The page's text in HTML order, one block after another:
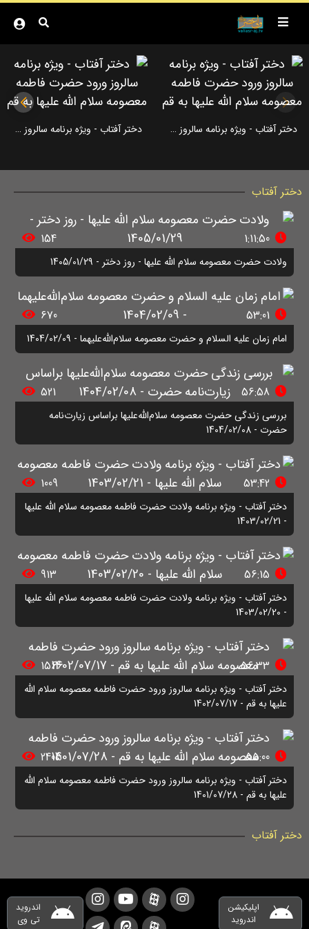
دختر آفتاب - ویژه برنامه سالروز ورود حضرت فاطمه معصومه سلام الله علیها به قم دختر آفتاب - ویژه برنامه سالروز ورود حضرت فاطمه معصومه سلام الله علیها به قم
دختر آفتاب
1:11:50
154
ولادت حضرت معصومه سلام الله علیها - روز دختر - 1405/01/29
53:01
670
امام زمان علیه السلام و حضرت معصومه سلام‌الله‌علیهما - 1404/02/09
56:58
521
بررسی زندگی حضرت معصومه سلام‌الله‌علیها براساس زیارت‌نامه
حضرت - 1404/02/08
53:42
1009
دختر آفتاب - ویژه برنامه ولادت حضرت فاطمه معصومه سلام الله علیها
- 1403/02/21
56:15
913
دختر آفتاب - ویژه برنامه ولادت حضرت فاطمه معصومه سلام الله علیها
- 1403/02/20
56:33
1566
دختر آفتاب - ویژه برنامه سالروز ورود حضرت فاطمه معصومه سلام الله
علیها به قم - 1402/07/17
55:00
2405
دختر آفتاب - ویژه برنامه سالروز ورود حضرت فاطمه معصومه سلام الله
علیها به قم - 1401/07/28
دختر آفتاب
اپلیکیشن
اندروید
اندروید
تی وی